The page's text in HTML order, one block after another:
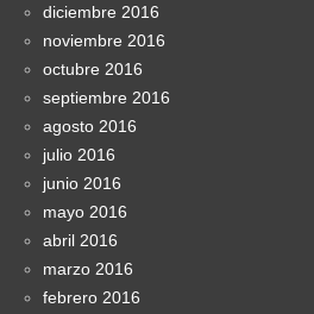
diciembre 2016
noviembre 2016
octubre 2016
septiembre 2016
agosto 2016
julio 2016
junio 2016
mayo 2016
abril 2016
marzo 2016
febrero 2016